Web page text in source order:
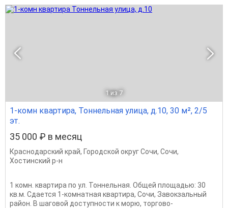
1 из 7
1-комн квартира, Тоннельная улица, д.10, 30 м², 2/5
эт.
35 000 ₽ в месяц
Краснодарский край, Городской округ Сочи, Сочи,
Хостинский р-н
1 комн. квартира по ул. Тоннельная. Общей площадью: 30
кв.м. Сдается 1-комнатная квартира, Сочи, Завокзальный
район. В шаговой доступности к морю, торгово-